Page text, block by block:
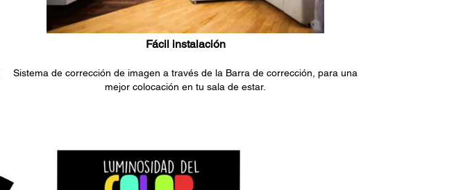
Fácil instalación
Sistema de corrección de imagen a través de la Barra de corrección, para una
mejor colocación en tu sala de estar.